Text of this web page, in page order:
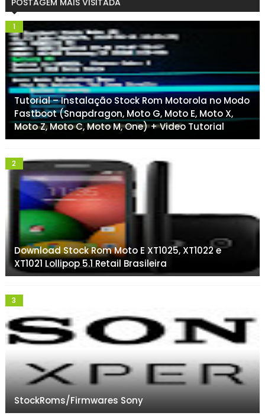
Tutorial – Instalação Stock Rom Motorola no Modo
Fastboot (Snapdragon, Moto G, Moto E, Moto X,
Moto Z, Moto C, Moto M, One) + Video Tutorial
Download Stock Rom Moto E XT1025, XT1022 e
XT1021 Lollipop 5.1 Retail Brasileira
StockRoms/Firmwares Sony